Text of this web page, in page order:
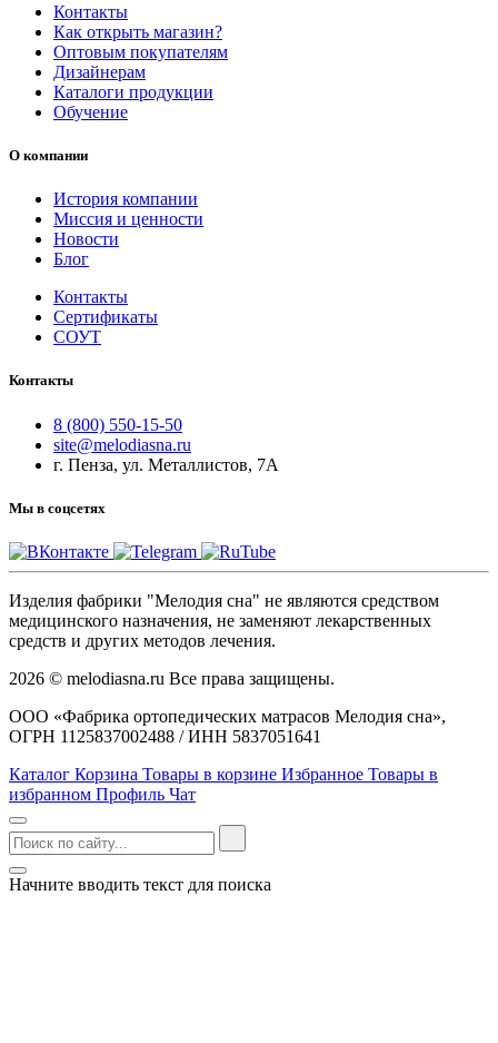
Контакты
Как открыть магазин?
Оптовым покупателям
Дизайнерам
Каталоги продукции
Обучение
О компании
История компании
Миссия и ценности
Новости
Блог
Контакты
Сертификаты
СОУТ
Контакты
8 (800) 550-15-50
site@melodiasna.ru
г. Пенза, ул. Металлистов, 7А
Мы в соцсетях
Изделия фабрики "Мелодия сна" не являются средством
медицинского назначения, не заменяют лекарственных
средств и других методов лечения.
2026 © melodiasna.ru Все права защищены.
ООО «Фабрика ортопедических матрасов Мелодия сна»,
ОГРН 1125837002488 / ИНН 5837051641
Каталог Корзина Товары в корзине Избранное Товары в
избранном Профиль Чат
Начните вводить текст для поиска